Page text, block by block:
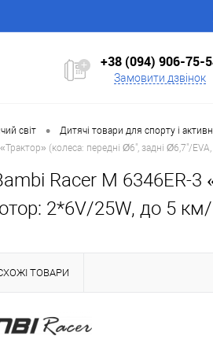
+38 (094) 906-75-
Замовити дзвінок
світ • Дитячі товари для спорту і
(колеса: передні Ø6", задні Ø6,7"/
Racer M 6346ER-3
2*6V/25W, до 5 км/
ТОВАРИ